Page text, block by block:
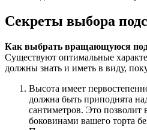
Секреты выбора
Как выбрать вращающуюся
Существуют оптимальные
должны знать и иметь в виду,
Высота имеет
должна быть приподнята
сантиметров. Это позволит
боковинами вашего торта